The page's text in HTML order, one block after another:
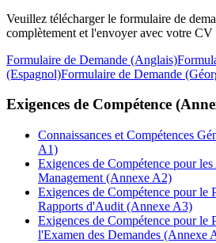
Veuillez télécharger le formulaire de
complètement et l'envoyer avec votre
Formulaire de Demande (Anglais)
(Espagnol)Formulaire de Demande
Exigences de Compétence
Connaissances et Compétences
A1)
Exigences de Compétence pour
Management (Annexe A2)
Exigences de Compétence pour le
Rapports d'Audit (Annexe A3)
Exigences de Compétence pour le
l'Examen des Demandes (Annexe